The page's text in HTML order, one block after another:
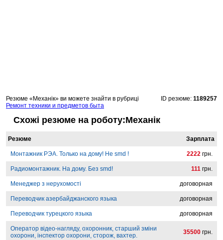
Резюме «Механік» ви можете знайти в рубриці
Ремонт техники и предметов быта
ID резюме: 1189257
Схожі резюме на роботу:Механік
Резюме Зарплата
Монтажник РЭА. Только на дому! Не smd ! 2222 грн.
Радиомонтажник. На дому. Без smd! 111 грн.
Менеджер з нерухомості договорная
Переводчик азербайджанского языка договорная
Переводчик турецкого языка договорная
Оператор відео-нагляду, охоронник, старший зміни
охорони, інспектор охорони, сторож, вахтер.
35500 грн.